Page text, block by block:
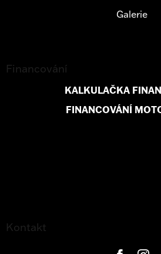
Kontakt
Galerie
Financování
KALKULAČKA
FINANCOVÁNÍ